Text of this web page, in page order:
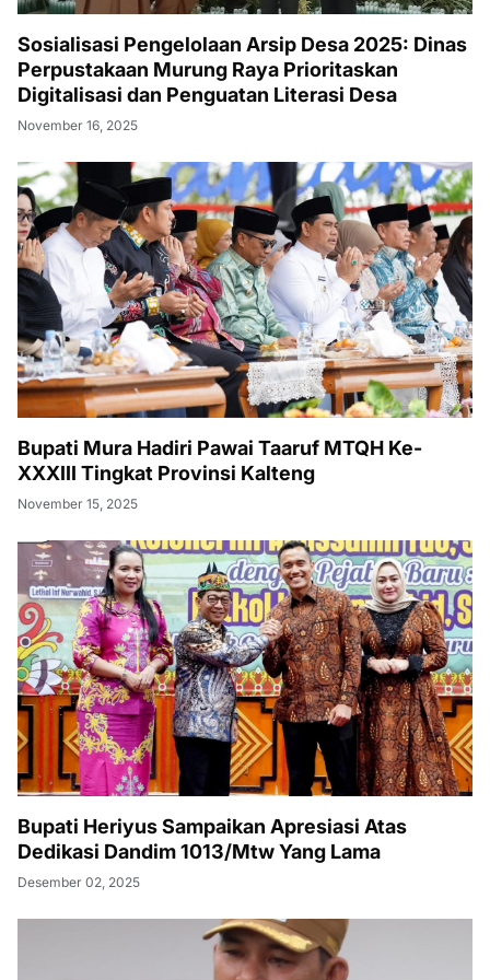
Sosialisasi Pengelolaan Arsip Desa 2025: Dinas
Perpustakaan Murung Raya Prioritaskan
Digitalisasi dan Penguatan Literasi Desa
November 16, 2025
Bupati Mura Hadiri Pawai Taaruf MTQH Ke-
XXXIII Tingkat Provinsi Kalteng
November 15, 2025
Bupati Heriyus Sampaikan Apresiasi Atas
Dedikasi Dandim 1013/Mtw Yang Lama
Desember 02, 2025